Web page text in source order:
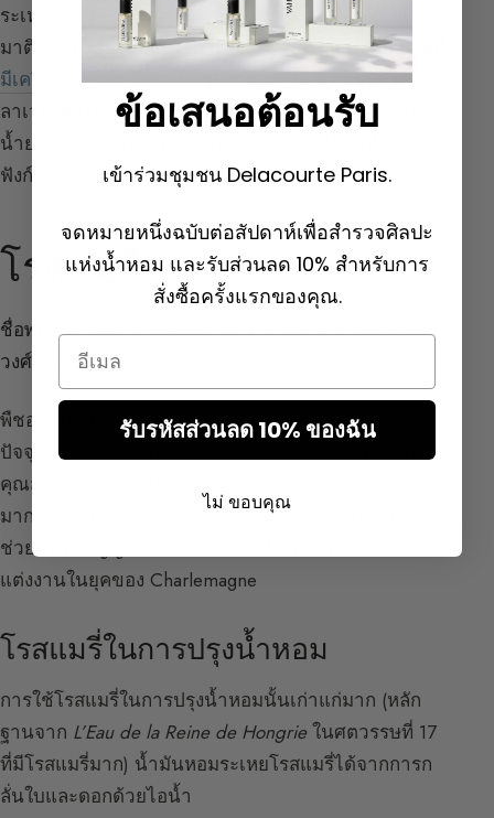
ระเหยลาแวนดินได้จากการกลั่นด้วยไอน้ำ พืชอะโร
มาติกนี้มีการบูรมากกว่าลาเวนเดอร์ สดชื่น เล็กน้อยวูดดี้
มีเครื่องเทศและมีด้านที่หรูหราและประณีตน้อยกว่า
ลาเวนเดอร์แท้ โน้ตเหมือนสบู่เล็กน้อยนี้ใช้เป็นหลักใน
น้ำยาทำความสะอาดและสบู่ และโดยทั่วไปในน้ำหอม
ฟังก์ชันนัล
โรสแมรี่
ชื่อพฤกษศาสตร์ : Rosemarinus Officinalis – Lamiaceae
วงศ์กลิ่น : อะโรมาติก
พืชอะโรมาติกนี้ปลูกในสเปน โมร็อกโก และอิตาลีใน
ปัจจุบัน ต้องการดินแห้งแล้งและมีหินเพื่อเจริญเติบโต มี
คุณสมบัติทางสมุนไพรหลายอย่างที่ให้ไว้ และยังใช้กัน
มากในการทำอาหาร ในยุคกลาง โรสแมรี่ถูกกล่าวว่า
ช่วยขับไล่วิญญาณชั่วร้าย มันยังเป็นดอกไม้แห่งการ
แต่งงานในยุคของ Charlemagne
โรสแมรี่ในการปรุงน้ำหอม
การใช้โรสแมรี่ในการปรุงน้ำหอมนั้นเก่าแก่มาก (หลัก
ฐานจาก L’Eau de la Reine de Hongrieในศตวรรษที่ 17
ที่มีโรสแมรี่มาก) น้ำมันหอมระเหยโรสแมรี่ได้จากการก
ลั่นใบและดอกด้วยไอน้ำ
ข้อเสนอต้อนรับ
เข้าร่วมชุมชน Delacourte Paris.
จดหมายหนึ่งฉบับต่อสัปดาห์เพื่อสำรวจศิลปะ
แห่งน้ำหอม และรับส่วนลด 10% สำหรับการ
สั่งซื้อครั้งแรกของคุณ.
Email
รับรหัสส่วนลด 10% ของฉัน
ไม่ ขอบคุณ